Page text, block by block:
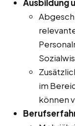
Ausbildung
im
können